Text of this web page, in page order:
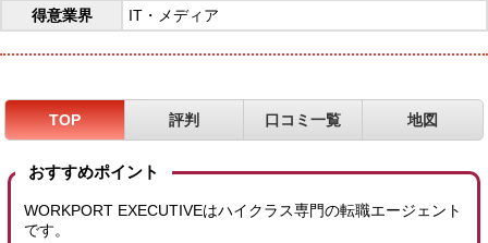
得意業界
IT・メディア
TOP 評判 口コミ一覧 地図
おすすめポイント
WORKPORT EXECUTIVEはハイクラス専門の転職エージェント
です。